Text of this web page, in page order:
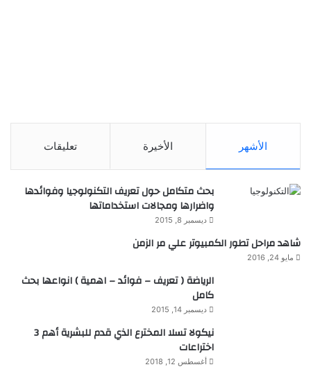
الأشهر الأخيرة تعليقات
بحث متكامل حول تعريف التكنولوجيا وفوائدها
واضرارها ومجالات استخداماتها
ديسمبر 8, 2015
شاهد مراحل تطور الكمبيوتر علي مر الزمن
مايو 24, 2016
الرياضة ( تعريف – فوائد – اهمية ) انواعها بحث
كامل
ديسمبر 14, 2015
نيكولا تسلا المخترع الذي قدم للبشرية أهم 3
اختراعات
أغسطس 12, 2018